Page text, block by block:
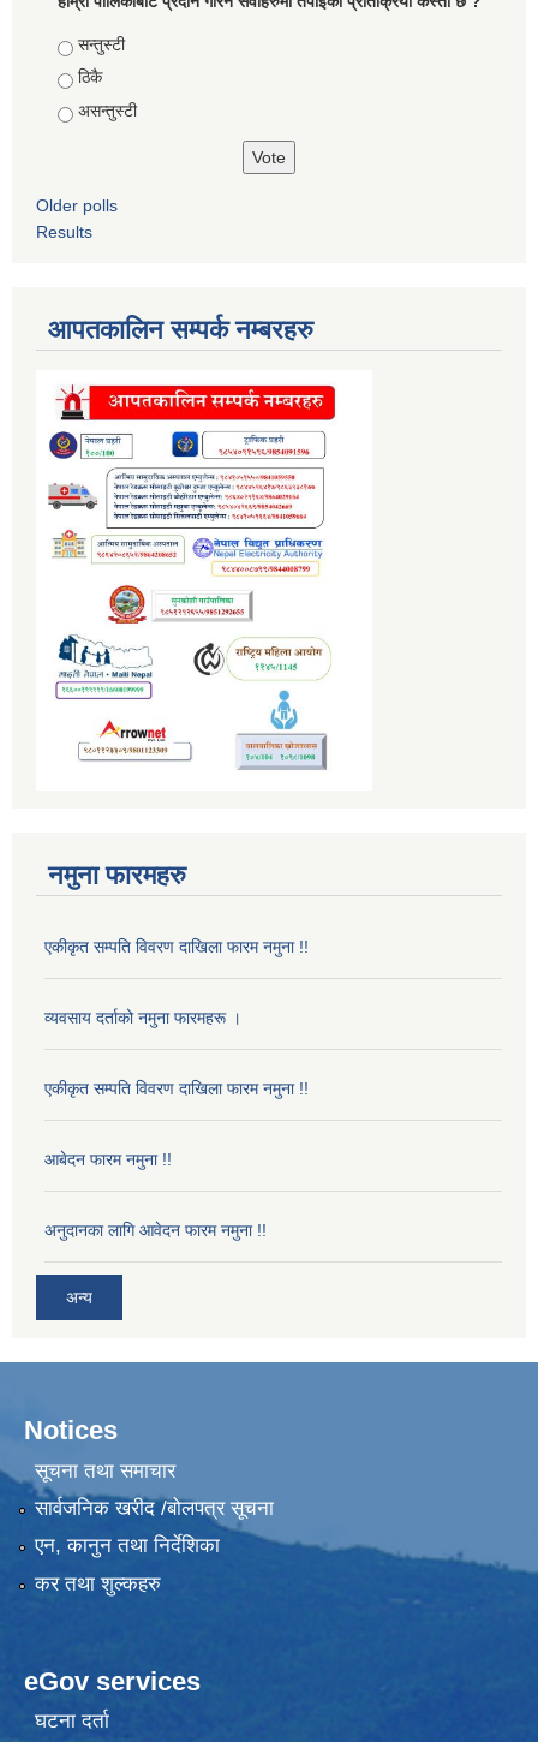
Choices
सन्तुस्टी
ठिकै
असन्तुस्टी
Older polls
Results
आपतकालिन सम्पर्क नम्बरहरु
नमुना फारमहरु
एकीकृत सम्पति विवरण दाखिला फारम नमुना !!
व्यवसाय दर्ताको नमुना फारमहरू ।
एकीकृत सम्पति विवरण दाखिला फारम नमुना !!
आबेदन फारम नमुना !!
अनुदानका लागि आवेदन फारम नमुना !!
अन्य
Notices
सूचना तथा समाचार
सार्वजनिक खरीद /बोलपत्र सूचना
एन, कानुन तथा निर्देशिका
कर तथा शुल्कहरु
eGov services
घटना दर्ता